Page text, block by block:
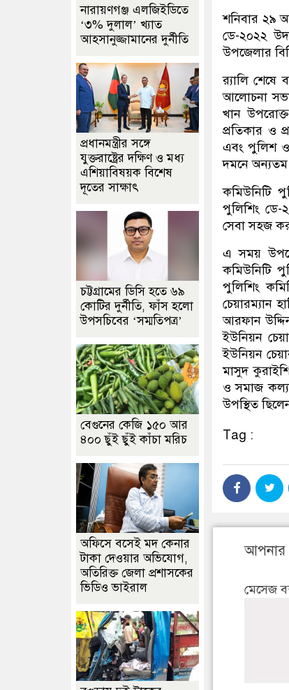
শনিবার ২৯
ডে-২০২২
উপজেলার
র‌্যালি শেষে
আলোচনা
খান
প্রতিকার ও
এবং পুলিশ ও
দমনে অন্যতম
কমিউনিটি
পুলিশিং ডে-
সেবা সহজ
এ সময়
কমিউনিটি
পুলিশিং
চেয়ারম্যান
আরফান
ইউনিয়ন
ইউনিয়ন
মাসুদ
ও সমাজ
উপস্থিত
Tag :
আপনার
মেসেজ
নারায়ণগঞ্জ এলজিইডিতে
‘৩% দুলাল’ খ্যাত
আহসানুজ্জামানের দুর্নীতি
প্রধানমন্ত্রীর সঙ্গে
যুক্তরাষ্ট্রের দক্ষিণ ও মধ্য
এশিয়াবিষয়ক বিশেষ
দূতের সাক্ষাৎ
চট্টগ্রামের ডিসি হতে ৬৯
কোটির দুর্নীতি, ফাঁস হলো
উপসচিবের ‘সম্মতিপত্র’
বেগুনের কেজি ১৫০ আর
৪০০ ছুঁই ছুঁই কাঁচা মরিচ
অফিসে বসেই মদ কেনার
টাকা দেওয়ার অভিযোগ,
অতিরিক্ত জেলা প্রশাসকের
ভিডিও ভাইরাল